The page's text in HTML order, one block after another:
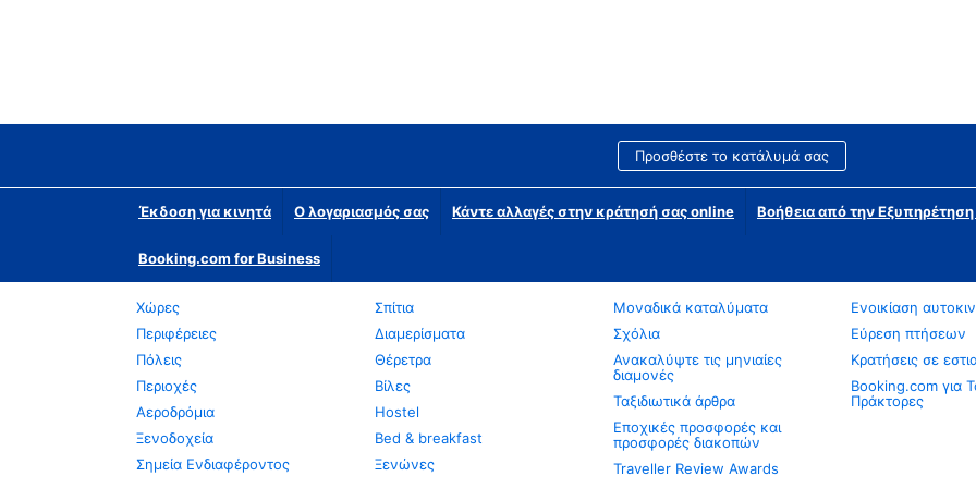
Προσθέστε το κατάλυμά σας
Έκδοση για κινητά Ο λογαριασμός σας Κάντε αλλαγές στην κράτησή σας online Βοήθεια από την
Booking.com for Business
Χώρες
Περιφέρειες
Πόλεις
Περιοχές
Αεροδρόμια
Ξενοδοχεία
Σημεία Ενδιαφέροντος
Σπίτια
Διαμερίσματα
Θέρετρα
Βίλες
Hostel
Bed & breakfast
Ξενώνες
Μοναδικά καταλύματα
Σχόλια
Ανακαλύψτε τις μηνιαίες
διαμονές
Ταξιδιωτικά άρθρα
Εποχικές προσφορές και
προσφορές διακοπών
Traveller Review Awards
Ενοικίαση
Εύρεση πτήσεων
Κρατήσεις σε
Booking.com για
Πράκτορες